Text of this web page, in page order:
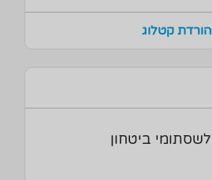
הורדת קטלוג